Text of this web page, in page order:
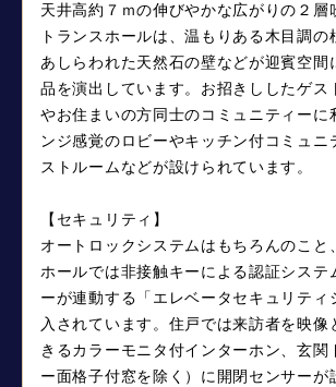
天井高約７ｍの伸びやかな広がりの２層
トランスホールは、温もりある木目調の
あしらわれた天然石の壁などが迎賓空間
品を演出しています。お招きししたゲス
やお住まいの方同士のコミュニティーに
ンジ感覚のロビーやキッチン付コミュニ
ストルームなどが設けられています。
【セキュリティ】
オートロックシステムはもちろんのこと
ホールでは非接触キーによる認証システ
ーが連動する「エレベータセキュリティ
入されています。住戸では来訪者を映像
きるカラーモニタ付インターホン、玄関
ー面格子付窓を除く）に開閉センサーが